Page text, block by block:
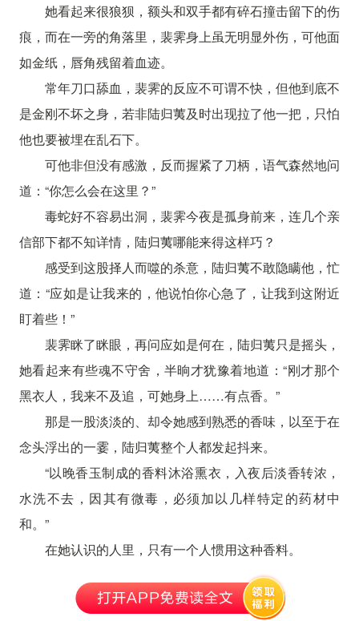
她看起来很狼狈，额头和双手都有碎石撞击留下的伤
痕，而在一旁的角落里，裴霁身上虽无明显外伤，可他面
如金纸，唇角残留着血迹。
常年刀口舔血，裴霁的反应不可谓不快，但他到底不
是金刚不坏之身，若非陆归荑及时出现拉了他一把，只怕
他也要被埋在乱石下。
可他非但没有感激，反而握紧了刀柄，语气森然地问
道：“你怎么会在这里？”
毒蛇好不容易出洞，裴霁今夜是孤身前来，连几个亲
信部下都不知详情，陆归荑哪能来得这样巧？
感受到这股择人而噬的杀意，陆归荑不敢隐瞒他，忙
道：“应如是让我来的，他说怕你心急了，让我到这附近
盯着些！”
裴霁眯了眯眼，再问应如是何在，陆归荑只是摇头，
她看起来有些魂不守舍，半晌才犹豫着地道：“刚才那个
黑衣人，我来不及追，可她身上……有点香。”
那是一股淡淡的、却令她感到熟悉的香味，以至于在
念头浮出的一霎，陆归荑整个人都发起抖来。
“以晚香玉制成的香料沐浴熏衣，入夜后淡香转浓，
水洗不去，因其有微毒，必须加以几样特定的药材中
和。”
在她认识的人里，只有一个人惯用这种香料。